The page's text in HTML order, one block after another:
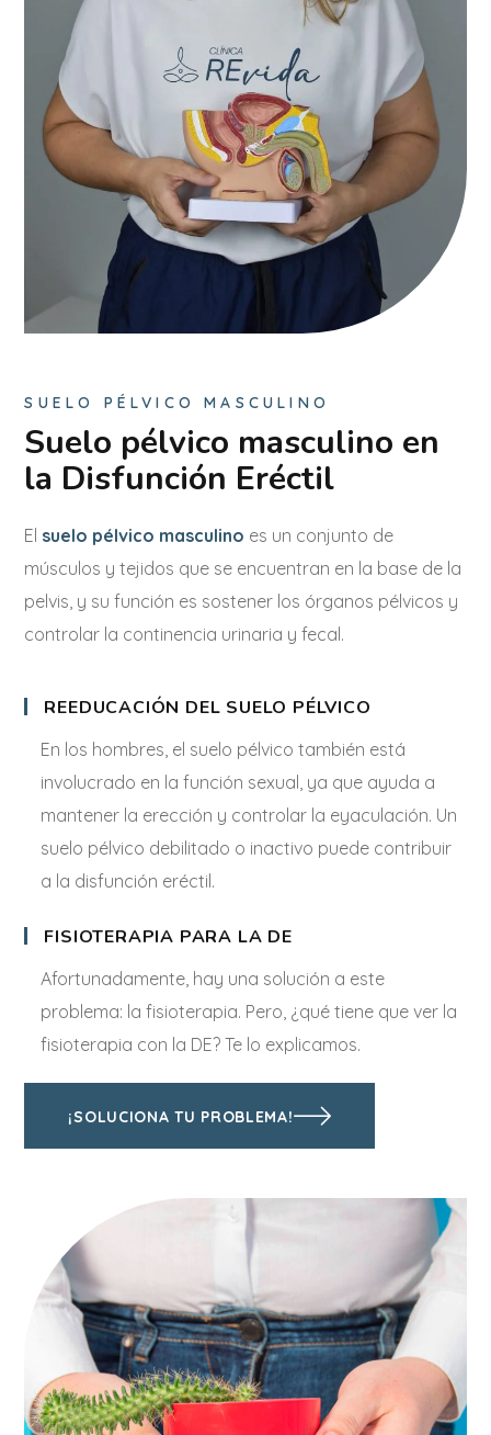
SUELO PÉLVICO MASCULINO
Suelo pélvico masculino en
la Disfunción Eréctil
El suelo pélvico masculino es un conjunto de
músculos y tejidos que se encuentran en la base de la
pelvis, y su función es sostener los órganos pélvicos y
controlar la continencia urinaria y fecal.
REEDUCACIÓN DEL SUELO PÉLVICO
En los hombres, el suelo pélvico también está
involucrado en la función sexual, ya que ayuda a
mantener la erección y controlar la eyaculación. Un
suelo pélvico debilitado o inactivo puede contribuir
a la disfunción eréctil.
FISIOTERAPIA PARA LA DE
Afortunadamente, hay una solución a este
problema: la fisioterapia. Pero, ¿qué tiene que ver la
fisioterapia con la DE? Te lo explicamos.
¡SOLUCIONA TU PROBLEMA!